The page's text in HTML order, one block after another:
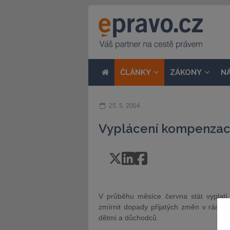
ČLÁNKY ZÁKONY
25. 5. 2004
Vyplácení
V průběhu měsíce června stát
zmírnit dopady přijatých změn v
dětmi a důchodců.